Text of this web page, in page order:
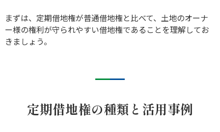
まずは、定期借地権が普通借地権と比べて、土地のオーナ
ー様の権利が守られやすい借地権であることを理解してお
きましょう。
定期借地権の種類と活用事例